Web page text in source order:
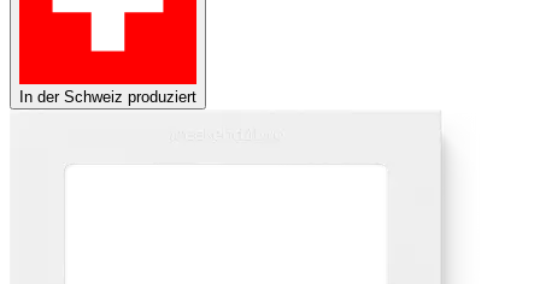
In der Schweiz produziert